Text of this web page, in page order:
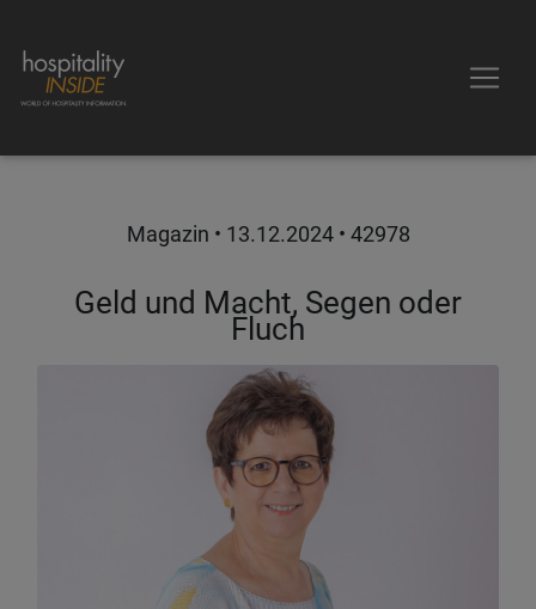
Magazin • 13.12.2024• 42978
Geld und Macht, Segen oder
Fluch